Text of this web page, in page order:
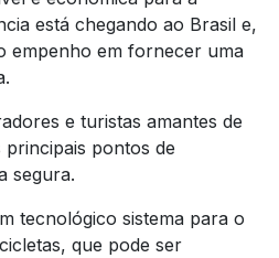
está chegando ao Brasil e,
empenho em fornecer uma
e turistas amantes de
pontos de
segura.
tecnológico sistema para o
que pode ser